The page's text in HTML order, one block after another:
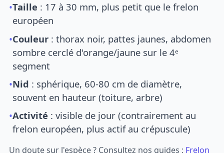
•Taille : 17 à 30 mm, plus petit que le frelon
européen
•Couleur : thorax noir, pattes jaunes, abdomen
sombre cerclé d'orange/jaune sur le 4ᵉ
segment
•Nid : sphérique, 60-80 cm de diamètre,
souvent en hauteur (toiture, arbre)
•Activité : visible de jour (contrairement au
frelon européen, plus actif au crépuscule)
Un doute sur l'espèce ? Consultez nos guides : Frelon